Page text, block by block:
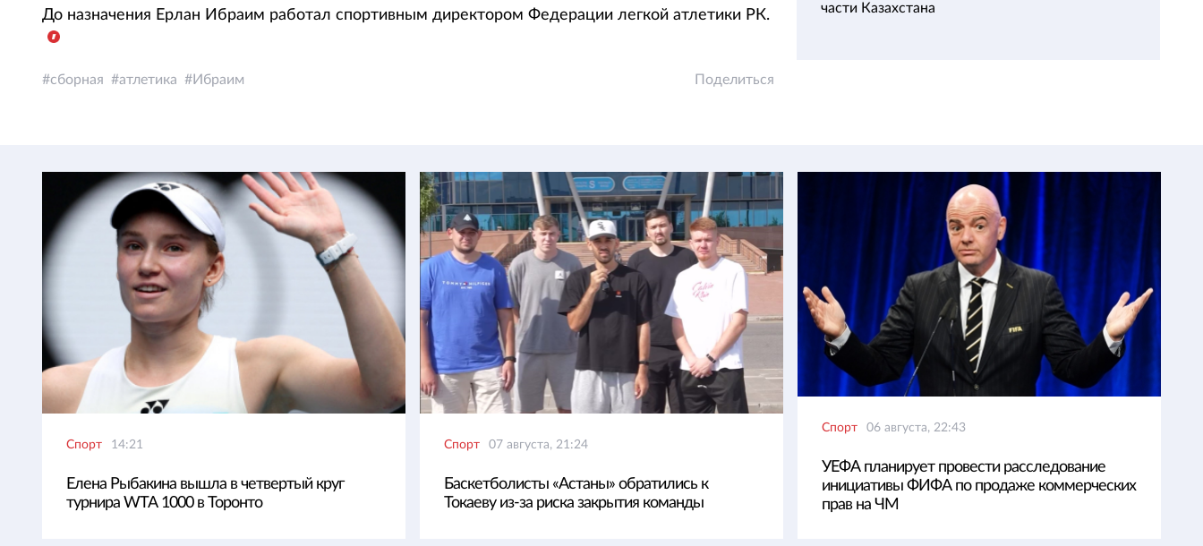
До назначения Ерлан Ибраим работал спортивным директором Федерации легкой атлетики РК.
сборная атлетика Ибраим Поделиться
части Казахстана
Спорт 14:21
Елена Рыбакина вышла в четвертый круг
турнира WTA 1000 в Торонто
Спорт 07 августа, 21:24
Баскетболисты «Астаны» обратились к
Токаеву из-за риска закрытия команды
Спорт 06 августа, 22:43
УЕФА планирует провести расследование
инициативы ФИФА по продаже коммерческих
прав на ЧМ